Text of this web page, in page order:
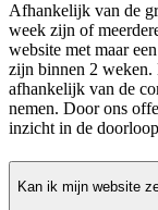
Afhankelijk van de
week zijn of
website met maar
zijn binnen 2 weken.
afhankelijk van de
nemen. Door ons
inzicht in de
Kan ik mijn website